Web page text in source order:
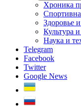
Хроника
Здоровье
Культура
Наука и
Telegram
Facebook
Twitter
Google News